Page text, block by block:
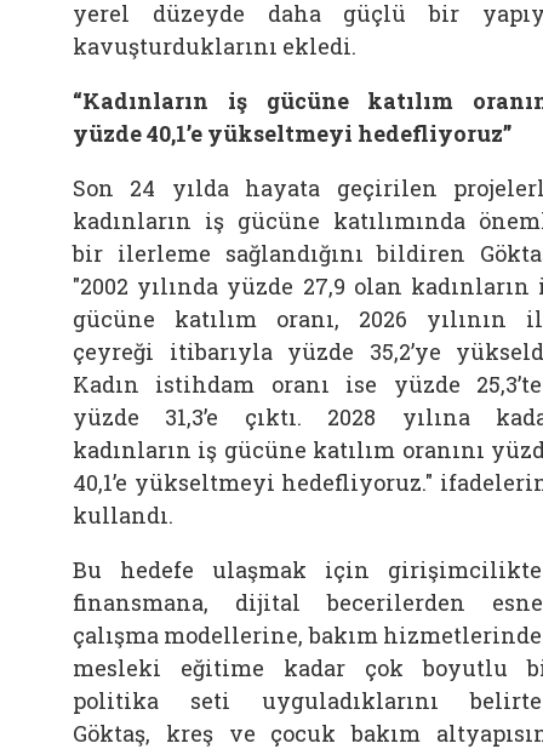
yerel düzeyde daha güçlü bir
kavuşturduklarını ekledi.
“Kadınların iş gücüne katılım
yüzde 40,1’e yükseltmeyi hedefliyoruz”
Son 24 yılda hayata geçirilen
kadınların iş gücüne katılımında
bir ilerleme sağlandığını bildiren
"2002 yılında yüzde 27,9 olan kadınların
gücüne katılım oranı, 2026 yılının
çeyreği itibarıyla yüzde 35,2’ye
Kadın istihdam oranı ise yüzde
yüzde 31,3’e çıktı. 2028 yılına
kadınların iş gücüne katılım oranını
40,1’e yükseltmeyi hedefliyoruz."
kullandı.
Bu hedefe ulaşmak için
finansmana, dijital becerilerden
çalışma modellerine, bakım
mesleki eğitime kadar çok boyutlu
politika seti uyguladıklarını
Göktaş, kreş ve çocuk bakım